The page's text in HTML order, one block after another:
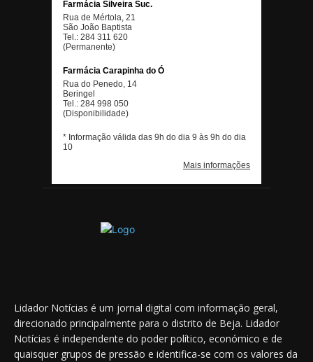
Lidador Notícias é um jornal digital com informação geral,
direcionado principalmente para o distrito de Beja. Lidador
Notícias é independente do poder político, económico e de
quaisquer grupos de pressão e identifica-se com os valores da